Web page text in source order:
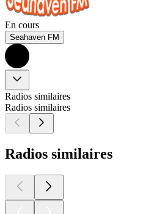
En cours
Seahaven FM
Radios similaires
Radios similaires
Radios similaires